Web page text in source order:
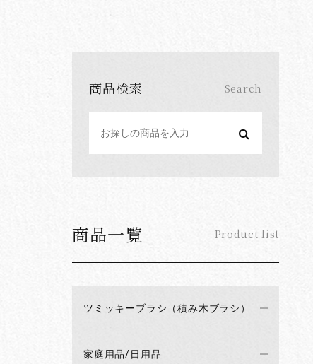
商品検索 Search
商品一覧 Product list
ツミッキーブラシ（積み木ブラシ）
家庭用品/日用品